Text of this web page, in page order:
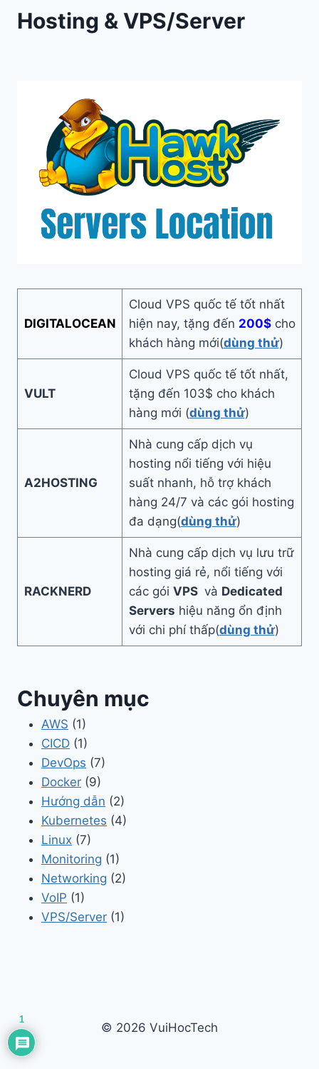
Hosting & VPS/Server
DIGITALOCEAN
Cloud VPS quốc tế tốt nhất
hiện nay, tặng đến 200$cho
khách hàng mới(dùng thử)
VULT
Cloud VPS quốc tế tốt nhất,
tặng đến 103$ cho khách
hàng mới (dùng thử)
A2HOSTING
Nhà cung cấp dịch vụ
hosting nổi tiếng với hiệu
suất nhanh, hỗ trợ khách
hàng 24/7 và các gói hosting
đa dạng(dùng thử)
RACKNERD
Nhà cung cấp dịch vụ lưu trữ
hosting giá rẻ, nổi tiếng với
các gói VPS và Dedicated
Servers hiệu năng ổn định
với chi phí thấp(dùng thử)
Chuyên mục
AWS (1)
CICD (1)
DevOps (7)
Docker (9)
Hướng dẫn (2)
Kubernetes (4)
Linux (7)
Monitoring (1)
Networking (2)
VoIP (1)
VPS/Server (1)
© 2026 VuiHocTech
1